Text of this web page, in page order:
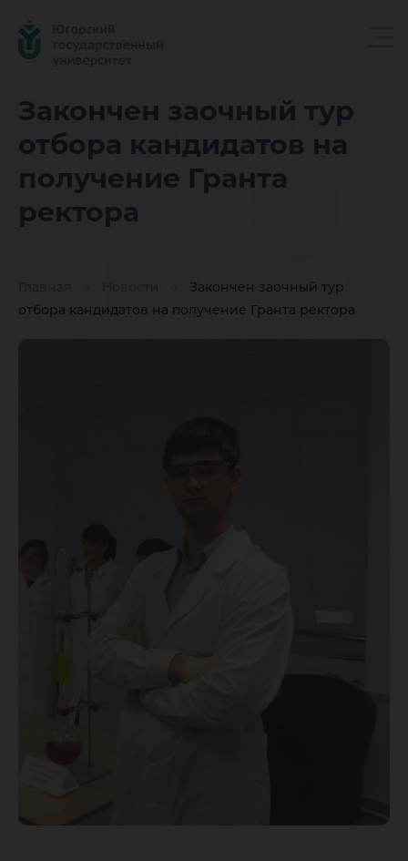
Закончен заочный тур
отбора кандидатов на
получение Гранта
ректора
Закончен заочный тур
отбора кандидатов на получение Гранта ректора
заочный
тур
Гранта
ректора